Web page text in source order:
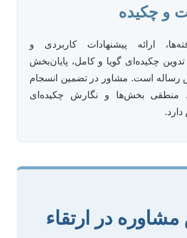
و چکیده
ارائه پیشنهادات کاربردی و
و تدوین چکیده‌ای گویا و کامل، پایان‌بخش
رساله است. مشاور در تضمین انسجام
منطقی بخش‌ها و نگارش چکیده‌ای
در ارتقاء